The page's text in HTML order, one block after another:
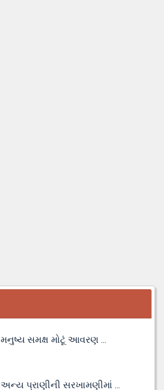
મનુષ્ય સમક્ષ મોટૂં આવરણ ...
અન્ય પ્રાણીની સરખામણીમાં ...